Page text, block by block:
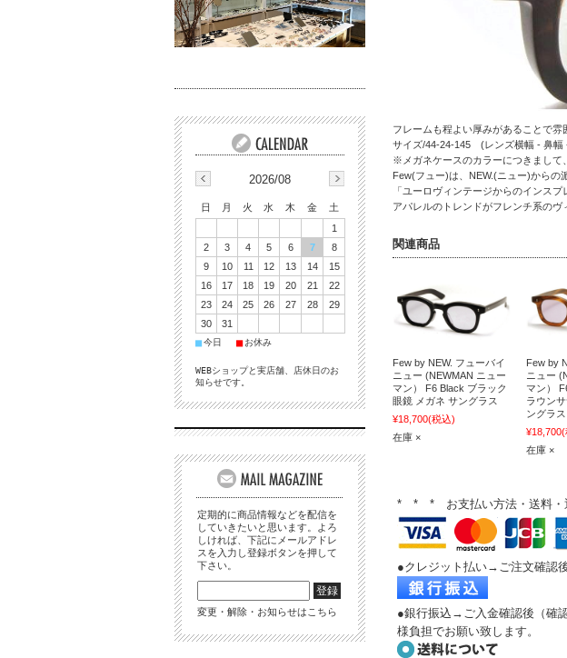
フレームも程よい厚みがあることで雰
サイズ/44-24-145 (レンズ横幅 - 鼻幅
※メガネケースのカラーにつきまして
Few(フュー)は、NEW.(ニュー)からの
「ユーロヴィンテージからのインス
アパレルのトレンドがフレンチ系のヴ
関連商品
Few by NEW. フューバイ
ニュー (NEWMAN ニュー
マン） F6 Black ブラック
眼鏡 メガネ サングラス
¥18,700(税込)
在庫 ×
Few by
ニュー
マン）
ラウン
ングラス
¥18,700(
在庫 ×
* * * お支払い方法・送料
●クレジット払い→ご注文確認
●銀行振込→ご入金確認後（確
様負担でお願い致します。
2026/08
日 月 火 水 木 金
土
1
2
3 4 5 6 7
8
9
10 11 12 13 14
15
16
17 18 19 20 21
22
23
24 25 26 27 28
29
30
31
■今日 ■お休み
WEBショップと実店舗、店休日のお
知らせです。
定期的に商品情報などを配信を
していきたいと思います。よろ
しければ、下記にメールアドレ
スを入力し登録ボタンを押して
下さい。
変更・解除・お知らせはこちら